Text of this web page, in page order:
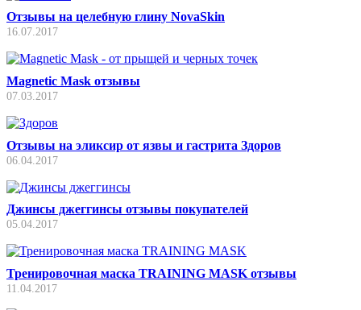
Отзывы на целебную глину NovaSkin
16.07.2017
Magnetic Mask отзывы
07.03.2017
Отзывы на эликсир от язвы и гастрита Здоров
06.04.2017
Джинсы джеггинсы отзывы покупателей
05.04.2017
Тренировочная маска TRAINING MASK отзывы
11.04.2017